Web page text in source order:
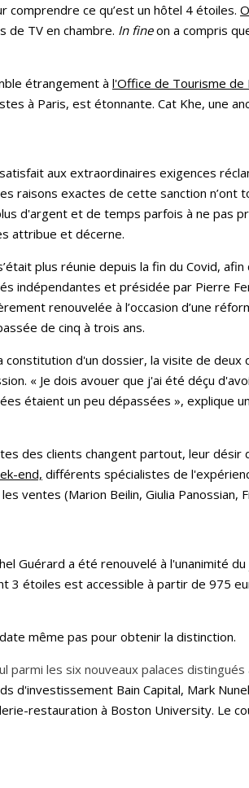
comprendre ce qu’est un hôtel 4 étoiles.
de TV en chambre. In fineon a compris
étrangement à l'Office de Tourisme de
à Paris, est étonnante. Cat Khe, une
aux extraordinaires exigences
raisons exactes de cette sanction n’ont
d'argent et de temps parfois à ne pas
attribue et décerne.
plus réunie depuis la fin du Covid,
indépendantes et présidée par Pierre
renouvelée à l’occasion d’une
de cinq à trois ans.
d'un dossier, la visite de deux
« Je dois avouer que j'ai été déçu
étaient un peu dépassées », explique
des clients changent partout, leur désir
end, différents spécialistes de
ventes (Marion Beilin, Giulia Panossian,
Guérard a été renouvelé à l'unanimité
3 étoiles est accessible à partir de 975
même pas pour obtenir la distinction.
parmi les six nouveaux palaces
d'investissement Bain Capital, Mark
restauration à Boston University. Le